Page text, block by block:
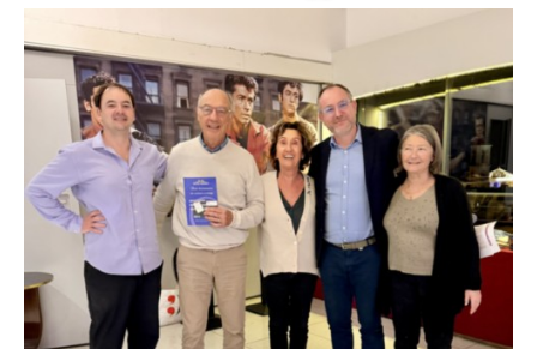
Infos pratiques
Photos▼
bcsh.fr
Inscription aux stages